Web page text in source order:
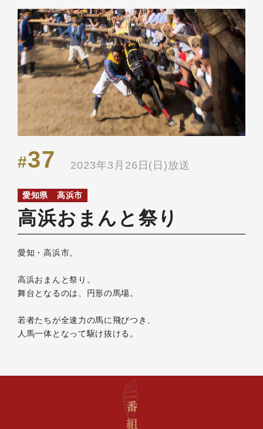
#37 2023年3月26日(日)放送
愛知県 高浜市
高浜おまんと祭り
愛知・高浜市。
高浜おまんと祭り。
舞台となるのは、円形の馬場。
若者たちが全速力の馬に飛びつき、
人馬一体となって駆け抜ける。